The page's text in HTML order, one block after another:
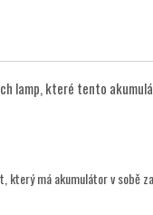
lamp, které tento
který má akumulátor v sobě